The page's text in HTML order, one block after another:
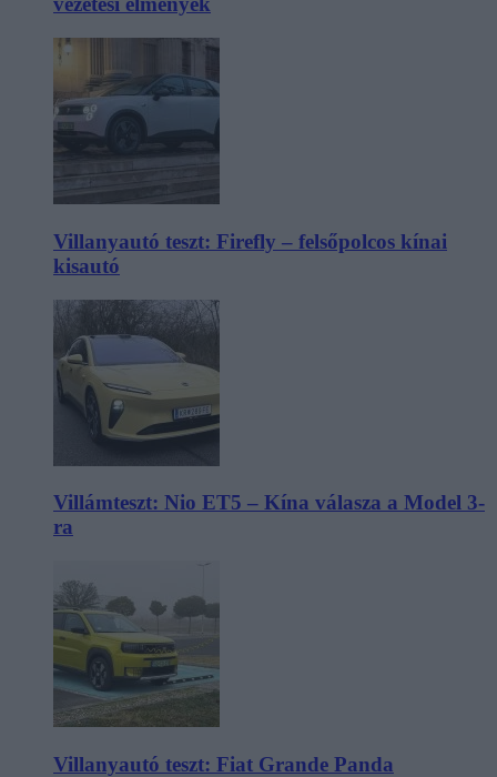
Villanyautó teszt: Firefly – felsőpolcos kínai
kisautó
Villámteszt: Nio ET5 – Kína válasza a Model 3-
ra
Villanyautó teszt: Fiat Grande Panda